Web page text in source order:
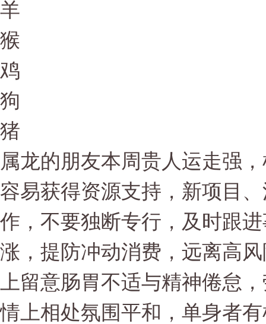
羊
猴
鸡
狗
猪
属龙的朋友本周贵人运走强
容易获得资源支持，新项目
作，不要独断专行，及时跟
涨，提防冲动消费，远离高
上留意肠胃不适与精神倦怠
情上相处氛围平和，单身者